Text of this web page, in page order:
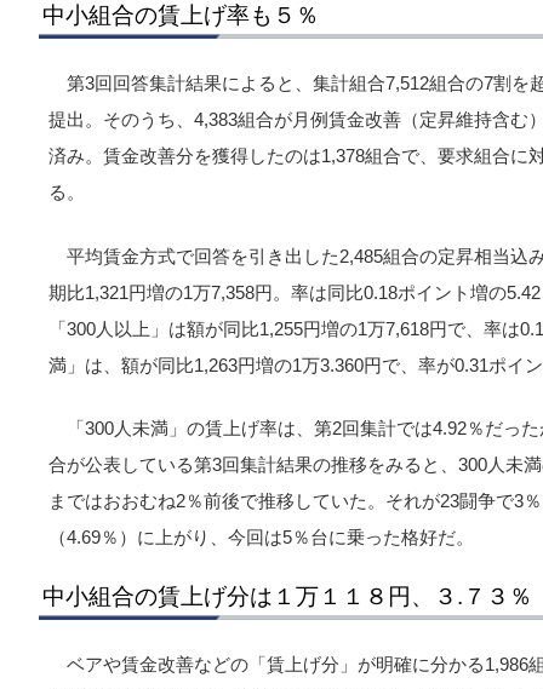
中小組合の賃上げ率も５％
第3回回答集計結果によると、集計組合7,512組合の7割を
提出。そのうち、4,383組合が月例賃金改善（定昇維持含む
済み。賃金改善分を獲得したのは1,378組合で、要求組合に
る。
平均賃金方式で回答を引き出した2,485組合の定昇相当込
期比1,321円増の1万7,358円。率は同比0.18ポイント増の
「300人以上」は額が同比1,255円増の1万7,618円で、率は
満」は、額が同比1,263円増の1万3.360円で、率が0.31ポイ
「300人未満」の賃上げ率は、第2回集計では4.92％だっ
合が公表している第3回集計結果の推移をみると、300人未
まではおおむね2％前後で推移していた。それが23闘争で3
（4.69％）に上がり、今回は5％台に乗った格好だ。
中小組合の賃上げ分は１万１１８円、３.７３％
ベアや賃金改善などの「賃上げ分」が明確に分かる1,986